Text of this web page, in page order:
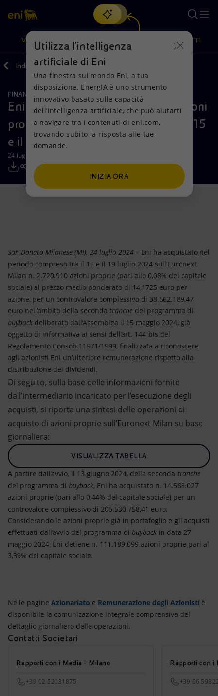
Cerca
scopri EnergIA, la nostra nuova soluzione di intelligenza
artificiale.
VISIONE
Visione
Mission e valori
Persone e Partnership
Net Zero
Modello satellitare
Scenari energetici
Azioni
Diversificazione energetica
Tecnologie per la transizione
Collaborazioni per l'innovazione
Attività nel mondo
PRODOTTI
Prodotti
Casa
Imprese
Mobilità
Indietro Media Comunicati Stampa
FINANZA, STRATEGIA E REPORT
Eni: informativa sull’acquisto di azioni
proprie nel periodo compreso tra il 15
e il 19 luglio 2024
24 luglio 2024 - 12:33 CEST
San Donato Milanese (MI), 24 luglio 2024 – Eni ha acquistato nel
periodo compreso tra il 15 e il 19 luglio 2024 sull’Euronext
Milan n. 2.720.910 azioni proprie (pari allo 0,08% del capitale
sociale) al prezzo medio ponderato di 14,1725 euro per
azione, per un controvalore complessivo di 38.562.189,47
euro nell’ambito della seconda tranche del programma di
buyback deliberato dall’Assemblea il 15 maggio 2024, già
oggetto di informativa ai sensi dell’art. 144-bis del
Regolamento Consob 11971/1999, finalizzata a riconoscere
agli azionisti Eni un’ulteriore remunerazione rispetto alla
distribuzione dei dividendi.
Di seguito, sulla base delle informazioni fornite
dall’intermediario incaricato per l’esecuzione degli
acquisti, si riporta una sintesi delle operazioni di
acquisto di azioni proprie sull’Euronext Milan su base
giornaliera:
VISUALIZZA TABELLA
A partire dall’avvio, il 13 giugno 2024, della seconda tranche
del programma di buyback, Eni ha acquistato n. 14.568.027
azioni proprie (pari allo 0,44% del capitale sociale) per un
controvalore complessivo di 206.530.758,41 euro.
Considerando le azioni proprie già in portafoglio e gli acquisti
effettuati dall’avvio del programma di buyback in data 27
maggio 2024, Eni detiene n. 111.189.099 azioni proprie pari al
3,39% del capitale sociale.
Nelle pagine Azionariato e Remunerazione degli Azionisti è
disponibile la comunicazione integrale comprensiva del
dettaglio giornaliero delle operazioni.
Contatti Societari
Rapporti con i Media - Milano
+39 02 52031875
Rapporti con i
+39 06
Utilizza l'intelligenza
artificiale di Eni
Una finestra sul mondo Eni, a tua
disposizione. EnergIA è uno strumento
innovativo basato sulle capacità
dell’intelligenza artificiale, che può aiutarti
a navigare tra i contenuti di eni.com,
trovando subito la risposta alle tue
domande.
INIZIA ORA